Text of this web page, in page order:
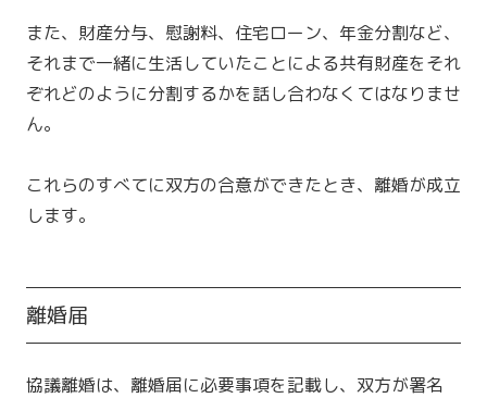
また、財産分与、慰謝料、住宅ローン、年金分割など、
それまで一緒に生活していたことによる共有財産をそれ
ぞれどのように分割するかを話し合わなくてはなりませ
ん。
これらのすべてに双方の合意ができたとき、離婚が成立
します。
離婚届
協議離婚は、離婚届に必要事項を記載し、双方が署名